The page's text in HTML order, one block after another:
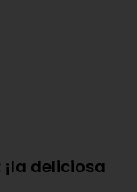
deliciosa